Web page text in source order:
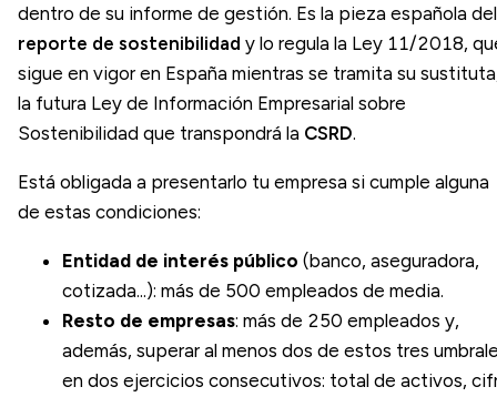
dentro de su informe de gestión. Es la pieza española del
reporte de sostenibilidad y lo regula la Ley 11/2018,
sigue en vigor en España mientras se tramita su
la futura Ley de Información Empresarial sobre
Sostenibilidad que transpondrá la CSRD.
Está obligada a presentarlo tu empresa si cumple alguna
de estas condiciones:
Entidad de interés público (banco, aseguradora,
cotizada...): más de 500 empleados de media.
Resto de empresas: más de 250 empleados y,
además, superar al menos dos de estos tres
en dos ejercicios consecutivos: total de activos,